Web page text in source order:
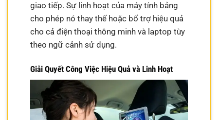
giao tiếp. Sự linh hoạt của máy tính bảng
cho phép nó thay thế hoặc bổ trợ hiệu quả
cho cả điện thoại thông minh và laptop tùy
theo ngữ cảnh sử dụng.
Giải Quyết Công Việc Hiệu Quả và Linh Hoạt